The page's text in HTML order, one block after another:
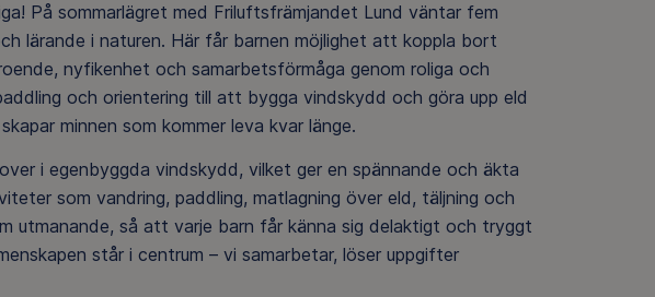
På sommarlägret med Friluftsfrämjandet Lund väntar fem
lärande i naturen. Här får barnen möjlighet att koppla bort
nyfikenhet och samarbetsförmåga genom roliga och
och orientering till att bygga vindskydd och göra upp eld
minnen som kommer leva kvar länge.
i egenbyggda vindskydd, vilket ger en spännande och äkta
som vandring, paddling, matlagning över eld, täljning och
utmanande, så att varje barn får känna sig delaktigt och tryggt
står i centrum – vi samarbetar, löser uppgifter